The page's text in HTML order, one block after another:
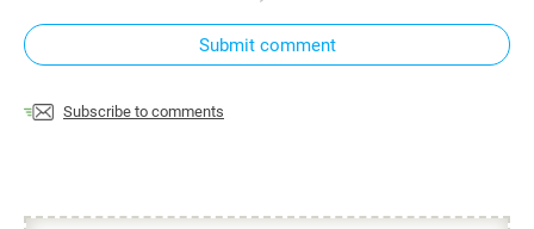
Submit comment
Subscribe to comments